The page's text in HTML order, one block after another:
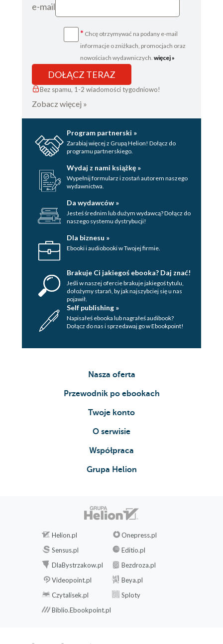
e-mail
* Chcę otrzymywać na podany e-mail
informacje o zniżkach, promocjach oraz
nowościach wydawniczych. więcej »
DOŁĄCZ TERAZ
Bez spamu, 1-2 wiadomości tygodniowo!
Zobacz więcej »
Program partnerski »
Zarabiaj więcej z Grupą Helion! Dołącz do
programu partnerskiego.
Wydaj z nami książkę »
Wypełnij formularz i zostań autorem naszego
wydawnictwa.
Da wydawców »
Jesteś średnim lub dużym wydawcą? Dołącz do
naszego systemu dystrybucji!
Dla biznesu »
Ebooki i audiobooki w Twojej firmie.
Brakuje Ci jakiegoś ebooka? Daj znać!
Jeśli w naszej ofercie brakuje jakiegoś tytulu,
dołożymy starań, by jak najszybciej się u nas
pojawił.
Self publishing »
Napisałeś ebooka lub nagrałeś audibook?
Dołącz do nas i sprzedawaj go w Ebookpoint!
Nasza oferta
Przewodnik po ebookach
Twoje konto
O serwisie
Współpraca
Grupa Helion
Helion.pl
Onepress.pl
Sensus.pl
Editio.pl
DlaBystrzakow.pl
Bezdroza.pl
Videopoint.pl
Beya.pl
Czytalisek.pl
Sploty
Biblio.Ebookpoint.pl